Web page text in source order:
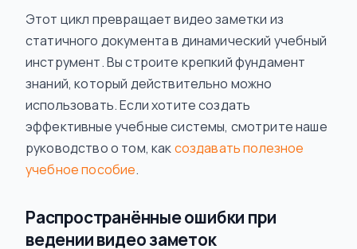
Этот цикл превращает видео заметки из
статичного документа в динамический учебный
инструмент. Вы строите крепкий фундамент
знаний, который действительно можно
использовать. Если хотите создать
эффективные учебные системы, смотрите наше
руководство о том, каксоздавать полезное
учебное пособие.
Распространённые ошибки при
ведении видео заметок